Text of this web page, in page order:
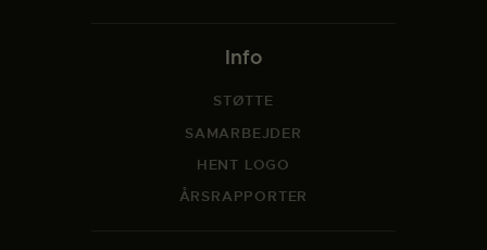
Info
STØTTE
SAMARBEJDER
HENT LOGO
ÅRSRAPPORTER